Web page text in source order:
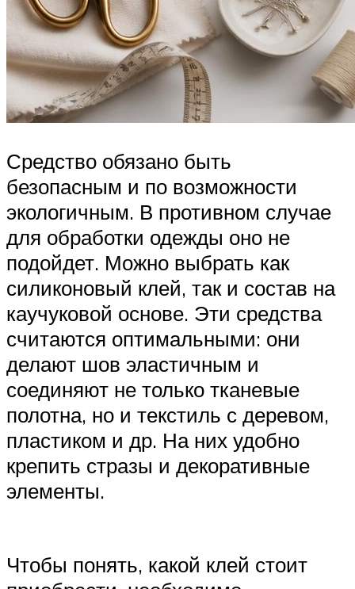
Средство обязано быть
безопасным и по возможности
экологичным. В противном случае
для обработки одежды оно не
подойдет. Можно выбрать как
силиконовый клей, так и состав на
каучуковой основе. Эти средства
считаются оптимальными: они
делают шов эластичным и
соединяют не только тканевые
полотна, но и текстиль с деревом,
пластиком и др. На них удобно
крепить стразы и декоративные
элементы.
Чтобы понять, какой клей стоит